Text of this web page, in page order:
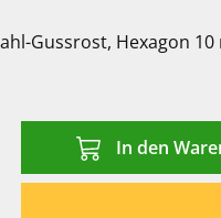
Gussrost, Hexagon 10
Gib den
In den